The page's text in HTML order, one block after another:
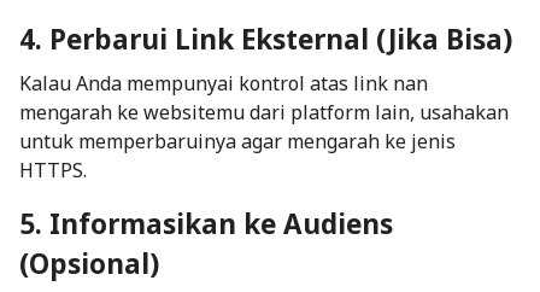
4. Perbarui Link Eksternal (Jika Bisa)
Kalau Anda mempunyai kontrol atas link nan
mengarah ke websitemu dari platform lain, usahakan
untuk memperbaruinya agar mengarah ke jenis
HTTPS.
5. Informasikan ke Audiens
(Opsional)